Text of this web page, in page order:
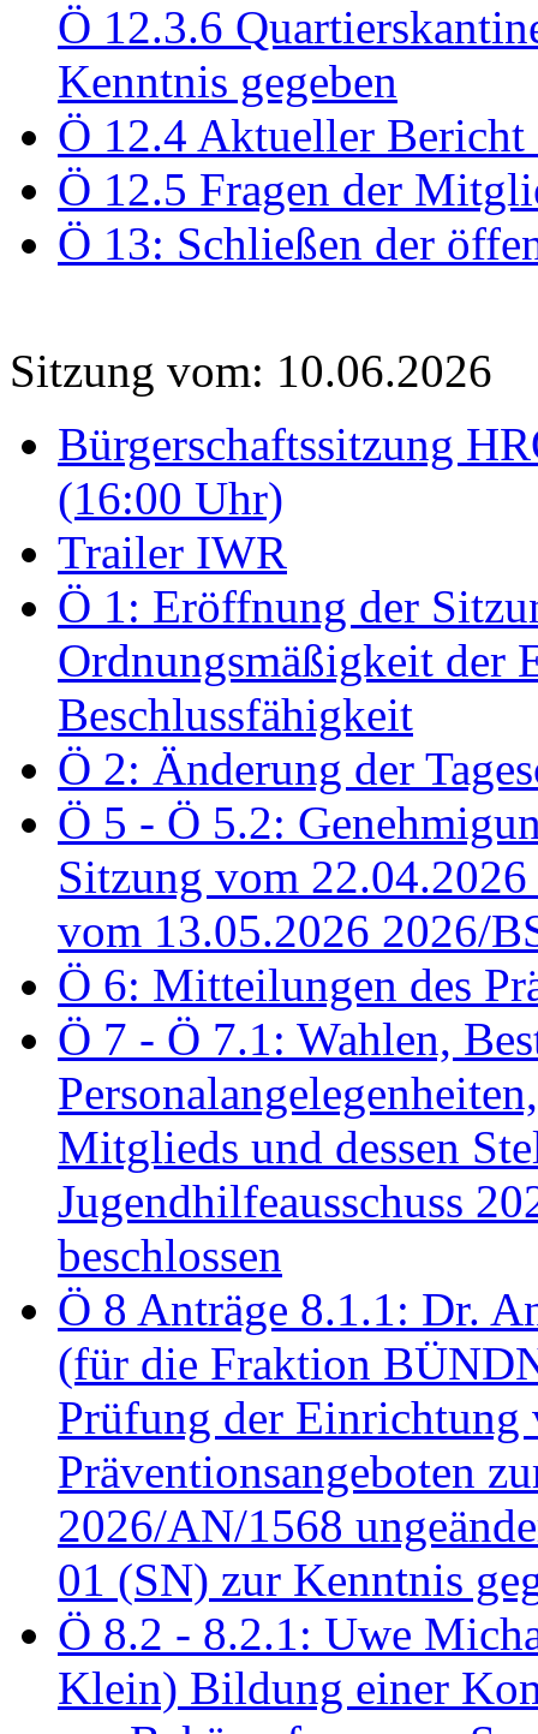
Ö 12.3.6
Kenntnis gegeben
Ö 12.4 Aktueller Bericht
Ö 12.5 Fragen der
Ö 13: Schließen der
Sitzung vom: 10.06.2026
Bürgerschaftssitzung
(16:00 Uhr)
Trailer IWR
Ö 1: Eröffnung der
Ordnungsmäßigkeit der
Beschlussfähigkeit
Ö 2: Änderung der
Ö 5 - Ö 5.2:
Sitzung vom
vom 13.05.2026 2026/
Ö 6: Mitteilungen des
Ö 7 - Ö 7.1: Wahlen,
Mitglieds und dessen
Jugendhilfeausschuss
beschlossen
Ö 8 Anträge 8.1.1: Dr.
(für die Fraktion
Prüfung der Einrichtung
Präventionsangeboten
2026/AN/1568
01 (SN) zur Kenntnis
Ö 8.2 - 8.2.1: Uwe
Klein) Bildung einer